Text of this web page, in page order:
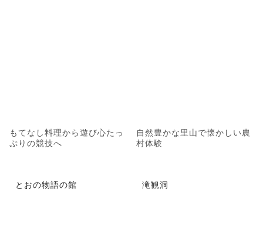
もてなし料理から遊び心たっ
ぷりの競技へ
自然豊かな里山で懐かしい農
村体験
とおの物語の館 滝観洞